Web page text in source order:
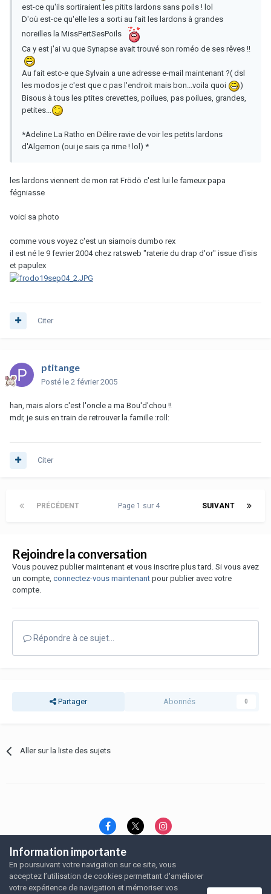
est-ce qu'ils sortiraient les pitits lardons sans poils ! lol
D'où est-ce qu'elle les a sorti au fait les lardons à grandes
noreilles la MissPertSesPoils
Ca y est j'ai vu que Synapse avait trouvé son roméo de ses rêves !!
Au fait estc-e que Sylvain a une adresse e-mail maintenant ?( dsl
les modos je c'est que c pas l'endroit mais bon...voila quoi
)
Bisous à tous les ptites crevettes, poilues, pas poilues, grandes,
petites...
*Adeline La Ratho en Délire ravie de voir les petits lardons
d'Algernon (oui je sais ça rime ! lol) *
les lardons viennent de mon rat Frödö c'est lui le fameux papa
fégniasse
voici sa photo
comme vous voyez c'est un siamois dumbo rex
il est né le 9 fevrier 2004 chez ratsweb "raterie du drap d'or" issue d'isis
et papulex
Citer
ptitange
Posté le 2 février 2005
han, mais alors c'est l'oncle a ma Bou'd'chou !!
mdr, je suis en train de retrouver la famille :roll:
Citer
PRÉCÉDENT SUIVANT
Page 1 sur 4
Rejoindre la conversation
Vous pouvez publier maintenant et vous inscrire plus tard. Si vous avez
un compte, connectez-vous maintenant pour publier avec votre
compte.
Répondre à ce sujet…
Partager Abonnés 0
Aller sur la liste des sujets
Langue Thème
Politique de confidentialité
Nous contacter
Nous contacter
SRFA, l'association des amoureux du rat domestique
Information importante
En poursuivant votre navigation sur ce site, vous
acceptez l’utilisation de cookies permettant d'améliorer
votre expérience de navigation et mémoriser vos